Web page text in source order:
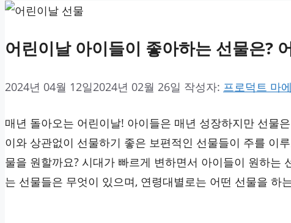
어린이날 아이들이 좋아하는 선물은?
2024년 04월 12일2024년 02월 26일 작성자: 프로덕트 마
매년 돌아오는 어린이날! 아이들은 매년 성장하지만 선물
이와 상관없이 선물하기 좋은 보편적인 선물들이 주를 이
물을 원할까요? 시대가 빠르게 변하면서 아이들이 원하
는 선물들은 무엇이 있으며, 연령대별로는 어떤 선물을